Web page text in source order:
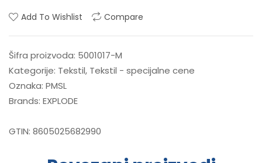
Add To Wishlist Compare
Šifra proizvoda: 5001017-M
Kategorije: Tekstil, Tekstil - specijalne cene
Oznaka: PMSL
Brands: EXPLODE
GTIN: 8605025682990